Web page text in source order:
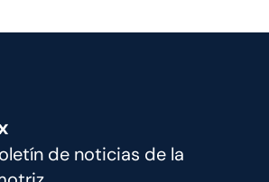
de noticias de la